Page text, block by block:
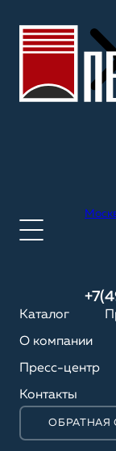
Каталог
О компании
Пресс-центр
Контакты
ОБРАТНАЯ